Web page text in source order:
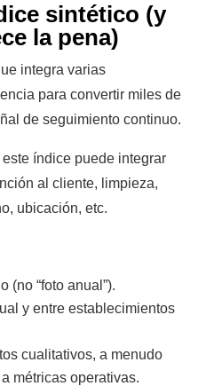
sintético (y
la pena)
integra varias
para convertir miles de
de seguimiento continuo.
índice puede integrar
al cliente, limpieza,
ubicación, etc.
(no “foto anual”).
y entre establecimientos
cualitativos, a menudo
métricas operativas.